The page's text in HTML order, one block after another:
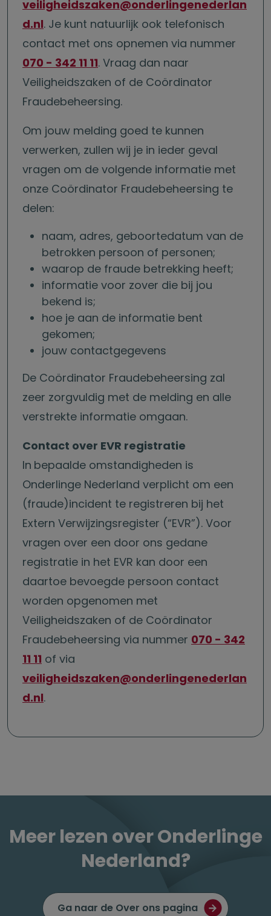
veiligheidszaken@onderlingenederlan
d.nl. Je kunt natuurlijk ook telefonisch
contact met ons opnemen via nummer
070 - 342 11 11. Vraag dan naar
Veiligheidszaken of de Coördinator
Fraudebeheersing.
Om jouw melding goed te kunnen
verwerken, zullen wij je in ieder geval
vragen om de volgende informatie met
onze Coördinator Fraudebeheersing te
delen:
naam, adres, geboortedatum van de
betrokken persoon of personen;
waarop de fraude betrekking heeft;
informatie voor zover die bij jou
bekend is;
hoe je aan de informatie bent
gekomen;
jouw contactgegevens
De Coördinator Fraudebeheersing zal
zeer zorgvuldig met de melding en alle
verstrekte informatie omgaan.
Contact over EVR registratie
In bepaalde omstandigheden is
Onderlinge Nederland verplicht om een
(fraude)incident te registreren bij het
Extern Verwijzingsregister (“EVR”). Voor
vragen over een door ons gedane
registratie in het EVR kan door een
daartoe bevoegde persoon contact
worden opgenomen met
Veiligheidszaken of de Coördinator
Fraudebeheersing via nummer 070 - 342
11 11 of via
veiligheidszaken@onderlingenederlan
d.nl.
Meer lezen over Onderlinge
Nederland?
Ga naar de Over ons pagina